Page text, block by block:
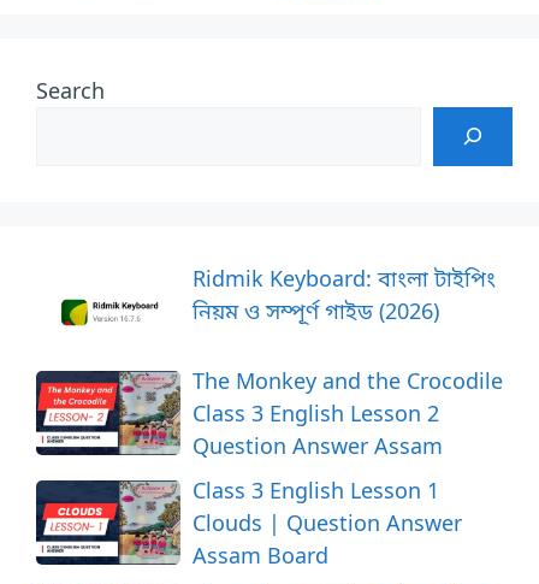
Search
Ridmik Keyboard: বাংলা টাইপিং
নিয়ম ও সম্পূর্ণ গাইড (2026)
The Monkey and the Crocodile
Class 3 English Lesson 2
Question Answer Assam
Class 3 English Lesson 1
Clouds | Question Answer
Assam Board